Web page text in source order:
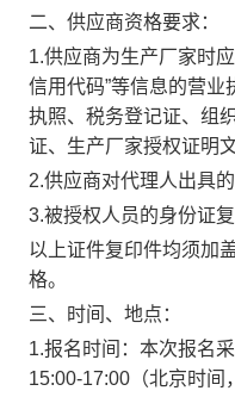
二、供应商资格要求：
1.供应商为生产厂家时
信用代码”等信息的营
执照、税务登记证、组
证、生产厂家授权证明
2.供应商对代理人出具的
3.被授权人员的身份证
以上证件复印件均须加
格。
三、时间、地点：
1.报名时间：本次报名
15:00-17:00 （北京时间